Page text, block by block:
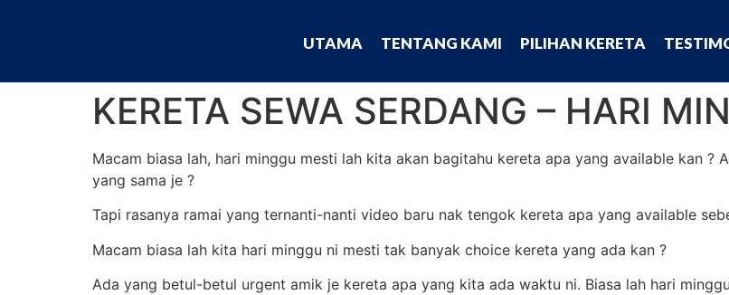
UTAMA TENTANG KAMI PILIHAN KERETA
KERETA SEWA SERDANG – HARI
Macam biasa lah, hari minggu mesti lah kita akan bagitahu kereta apa yang available kan ?
yang sama je ?
Tapi rasanya ramai yang ternanti-nanti video baru nak tengok kereta apa yang available
Macam biasa lah kita hari minggu ni mesti tak banyak choice kereta yang ada kan ?
Ada yang betul-betul urgent amik je kereta apa yang kita ada waktu ni. Biasa lah hari